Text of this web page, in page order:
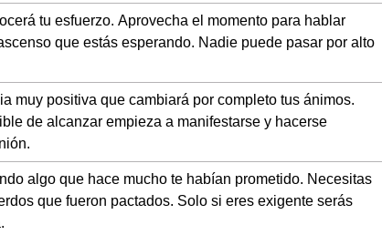
tu esfuerzo. Aprovecha el momento para hablar
que estás esperando. Nadie puede pasar por alto
muy positiva que cambiará por completo tus ánimos.
de alcanzar empieza a manifestarse y hacerse
algo que hace mucho te habían prometido. Necesitas
que fueron pactados. Solo si eres exigente serás